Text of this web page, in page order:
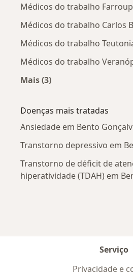
Médicos do trabalho
Médicos do trabalho Carlos
Médicos do trabalho
Médicos do trabalho
Mais (3)
Doenças mais tratadas
Ansiedade em Bento
Transtorno depressivo em
Transtorno de déficit de
hiperatividade (TDAH) em
Serviço
Privacidade e